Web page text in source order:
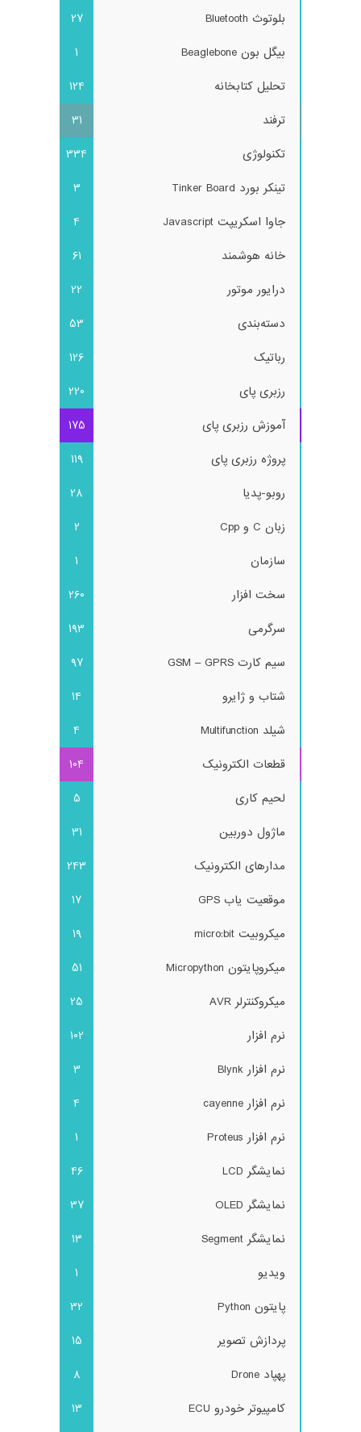
بلوتوث Bluetooth
27
بیگل بون Beaglebone
1
تحلیل کتابخانه
124
ترفند
31
تکنولوژی
334
تینکر بورد Tinker Board
3
جاوا اسکریپت Javascript
4
خانه هوشمند
61
درایور موتور
22
دسته‌بندی
53
رباتیک
126
رزبری پای
220
آموزش رزبری پای
175
پروژه رزبری پای
119
روبو-پدیا
28
زبان C و Cpp
2
سازمان
1
سخت افزار
260
سرگرمی
193
سیم کارت GSM – GPRS
97
شتاب و ژایرو
14
شیلد Multifunction
4
قطعات الکترونیک
104
لحیم کاری
5
ماژول دوربین
31
مدارهای الکترونیک
243
موقعیت یاب GPS
17
میکروبیت micro:bit
19
میکروپایتون Micropython
51
میکروکنترلر AVR
25
نرم افزار
102
نرم افزار Blynk
3
نرم افزار cayenne
4
نرم افزار Proteus
1
نمایشگر LCD
46
نمایشگر OLED
37
نمایشگر Segment
13
ویدیو
1
پایتون Python
32
پردازش تصویر
15
پهپاد Drone
8
کامپیوتر خودرو ECU
13